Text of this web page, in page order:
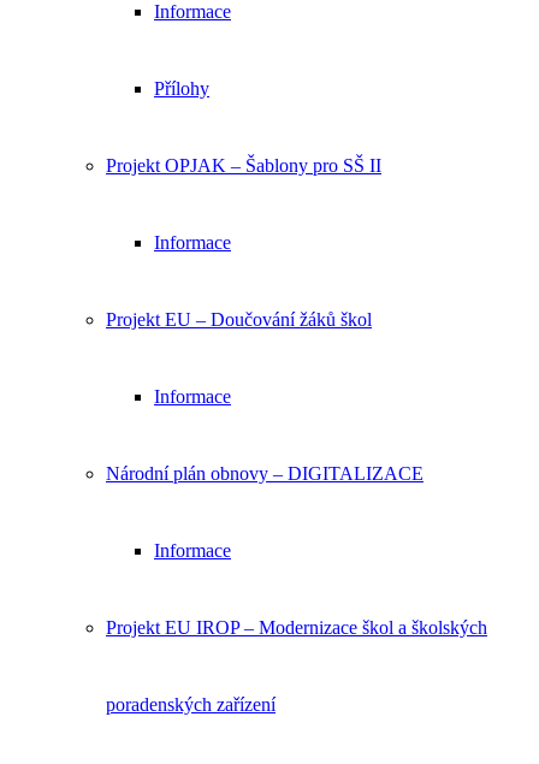
Informace
Přílohy
Projekt OPJAK – Šablony pro SŠ II
Informace
Projekt EU – Doučování žáků škol
Informace
Národní plán obnovy – DIGITALIZACE
Informace
Projekt EU IROP – Modernizace škol a školských
poradenských zařízení